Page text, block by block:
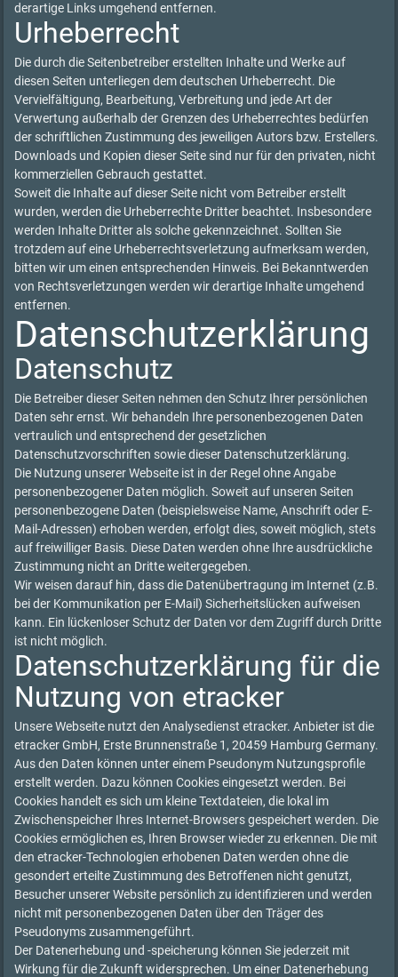
derartige Links umgehend entfernen.
Urheberrecht
Die durch die Seitenbetreiber erstellten Inhalte und Werke auf
diesen Seiten unterliegen dem deutschen Urheberrecht. Die
Vervielfältigung, Bearbeitung, Verbreitung und jede Art der
Verwertung außerhalb der Grenzen des Urheberrechtes bedürfen
der schriftlichen Zustimmung des jeweiligen Autors bzw. Erstellers.
Downloads und Kopien dieser Seite sind nur für den privaten, nicht
kommerziellen Gebrauch gestattet.
Soweit die Inhalte auf dieser Seite nicht vom Betreiber erstellt
wurden, werden die Urheberrechte Dritter beachtet. Insbesondere
werden Inhalte Dritter als solche gekennzeichnet. Sollten Sie
trotzdem auf eine Urheberrechtsverletzung aufmerksam werden,
bitten wir um einen entsprechenden Hinweis. Bei Bekanntwerden
von Rechtsverletzungen werden wir derartige Inhalte umgehend
entfernen.
Datenschutzerklärung
Datenschutz
Die Betreiber dieser Seiten nehmen den Schutz Ihrer persönlichen
Daten sehr ernst. Wir behandeln Ihre personenbezogenen Daten
vertraulich und entsprechend der gesetzlichen
Datenschutzvorschriften sowie dieser Datenschutzerklärung.
Die Nutzung unserer Webseite ist in der Regel ohne Angabe
personenbezogener Daten möglich. Soweit auf unseren Seiten
personenbezogene Daten (beispielsweise Name, Anschrift oder E-
Mail-Adressen) erhoben werden, erfolgt dies, soweit möglich, stets
auf freiwilliger Basis. Diese Daten werden ohne Ihre ausdrückliche
Zustimmung nicht an Dritte weitergegeben.
Wir weisen darauf hin, dass die Datenübertragung im Internet (z.B.
bei der Kommunikation per E-Mail) Sicherheitslücken aufweisen
kann. Ein lückenloser Schutz der Daten vor dem Zugriff durch Dritte
ist nicht möglich.
Datenschutzerklärung für die
Nutzung von etracker
Unsere Webseite nutzt den Analysedienst etracker. Anbieter ist die
etracker GmbH, Erste Brunnenstraße 1, 20459 Hamburg Germany.
Aus den Daten können unter einem Pseudonym Nutzungsprofile
erstellt werden. Dazu können Cookies eingesetzt werden. Bei
Cookies handelt es sich um kleine Textdateien, die lokal im
Zwischenspeicher Ihres Internet-Browsers gespeichert werden. Die
Cookies ermöglichen es, Ihren Browser wieder zu erkennen. Die mit
den etracker-Technologien erhobenen Daten werden ohne die
gesondert erteilte Zustimmung des Betroffenen nicht genutzt,
Besucher unserer Website persönlich zu identifizieren und werden
nicht mit personenbezogenen Daten über den Träger des
Pseudonyms zusammengeführt.
Der Datenerhebung und -speicherung können Sie jederzeit mit
Wirkung für die Zukunft widersprechen. Um einer Datenerhebung